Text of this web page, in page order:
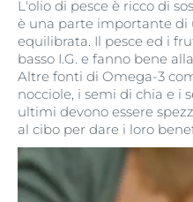
L'olio di pesce è ricco di
è una parte importante di
equilibrata. Il pesce ed i
basso I.G. e fanno bene
Altre fonti di Omega-3
nocciole, i semi di chia e i
ultimi devono essere
al cibo per dare i loro